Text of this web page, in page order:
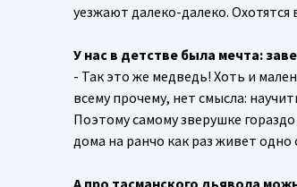
уезжают далеко-далеко. Охотятся
У нас в детстве была мечта:
- Так это же медведь! Хоть и
всему прочему, нет смысла:
Поэтому самому зверушке
дома на ранчо как раз живет одно
А про тасманского дьявола